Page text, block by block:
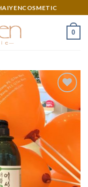
0
Add to
Wishlist